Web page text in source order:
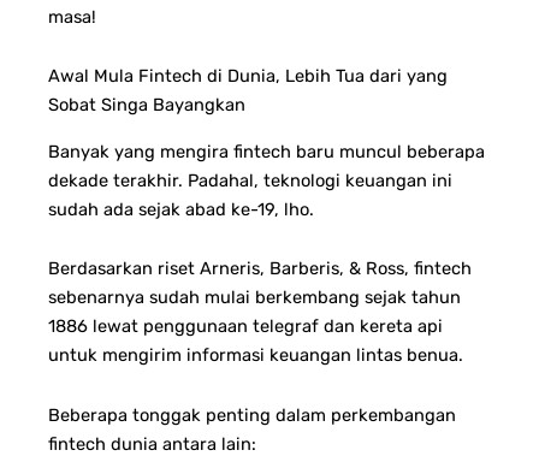
masa!
Awal Mula Fintech di Dunia, Lebih Tua dari yang
Sobat Singa Bayangkan
Banyak yang mengira fintech baru muncul beberapa
dekade terakhir. Padahal, teknologi keuangan ini
sudah ada sejak abad ke-19, lho.
Berdasarkan riset Arneris, Barberis, & Ross, fintech
sebenarnya sudah mulai berkembang sejak tahun
1886 lewat penggunaan telegraf dan kereta api
untuk mengirim informasi keuangan lintas benua.
Beberapa tonggak penting dalam perkembangan
fintech dunia antara lain: